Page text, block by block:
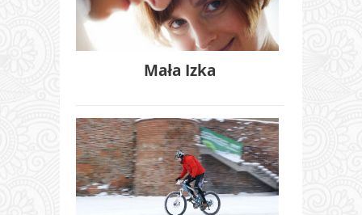
Mała Izka